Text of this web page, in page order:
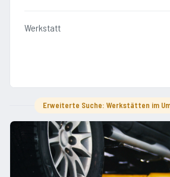
Werkstatt
Erweiterte Suche: Werkstätten im